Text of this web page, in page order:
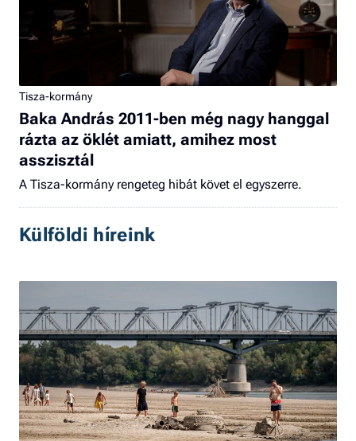
Tisza-kormány
Baka András 2011-ben még nagy hanggal
rázta az öklét amiatt, amihez most
asszisztál
A Tisza-kormány rengeteg hibát követ el egyszerre.
Külföldi híreink